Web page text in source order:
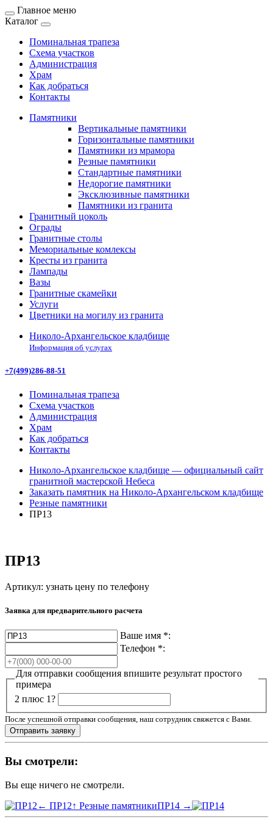
Главное меню
Каталог
Поминальная трапеза
Схема участков
Администрация
Храм
Как добраться
Контакты
Памятники
Вертикальные памятники
Горизонтальные памятники
Памятники из мрамора
Резные памятники
Стандартные памятники
Недорогие памятники
Эксклюзивные памятники
Памятники из гранита
Гранитный цоколь
Ограды
Гранитные столы
Мемориальные комлексы
Кресты из гранита
Лампады
Вазы
Гранитные скамейки
Услуги
Цветники на могилу из гранита
Николо-Архангельское кладбище
Информация об услугах
+7(499)286-88-51
Поминальная трапеза
Схема участков
Администрация
Храм
Как добраться
Контакты
Николо-Архангельское кладбище — официальный сайт
гранитной мастерской Небеса
Заказать памятник на Николо-Архангельском кладбище
Резные памятники
ПР13
ПР13
Артикул: узнать цену по телефону
Заявка для предварительного расчета
Ваше имя *:
Телефон *:
Для отправки сообщения впишите результат простого
примера
2 плюс 1?
После успешной отправки сообщения, наш сотрудник свяжется с Вами.
Вы смотрели:
Вы еще ничего не смотрели.
← ПР12↑ Резные памятникиПР14 →